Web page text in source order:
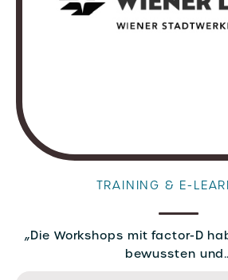
TRAINING & E-
„Die Workshops mit factor-D
bewussten